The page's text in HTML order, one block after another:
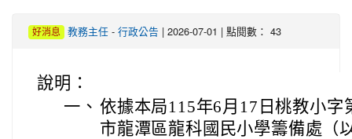
好消息 教務主任- 行政公告 | 2026-07-01 | 點閱數： 43
說明：
一、 依據本局115年6月17日桃教小字
市龍潭區龍科國民小學籌備處（